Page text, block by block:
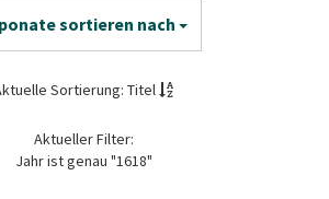
sortieren nach
Sortierung: Titel
Aktueller Filter:
Jahr ist genau "1618"